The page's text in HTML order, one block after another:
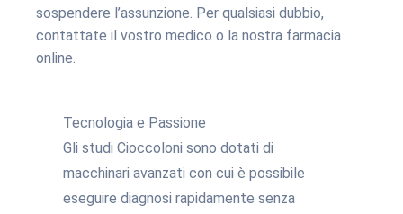
sospendere l’assunzione. Per qualsiasi dubbio,
contattate il vostro medico o la nostra farmacia
online.
Tecnologia e Passione
Gli studi Cioccoloni sono dotati di
macchinari avanzati con cui è possibile
eseguire diagnosi rapidamente senza